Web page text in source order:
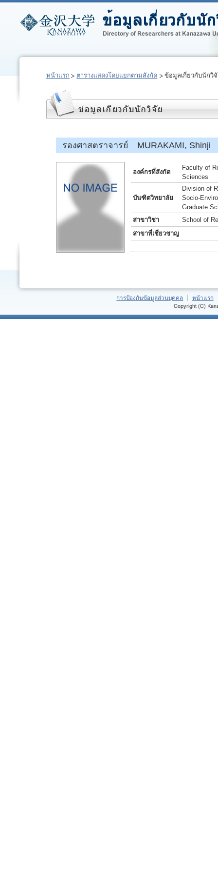
หน้าแรก ตารางแสดงโดยแยกตามสังกัด ข้อมูลเกี่ยวกับนักวิ
รองศาสตราจารย์ MURAKAMI, Shinji
องค์กรที่สังกัด
Faculty of
Sciences
บันฑิตวิทยาลัย
Division of
Socio-
Graduate
สาขาวิชา
School of
สาขาที่เชี่ยวชาญ
การป้องกันข้อมูลส่วนบุคคล หน้าแรก